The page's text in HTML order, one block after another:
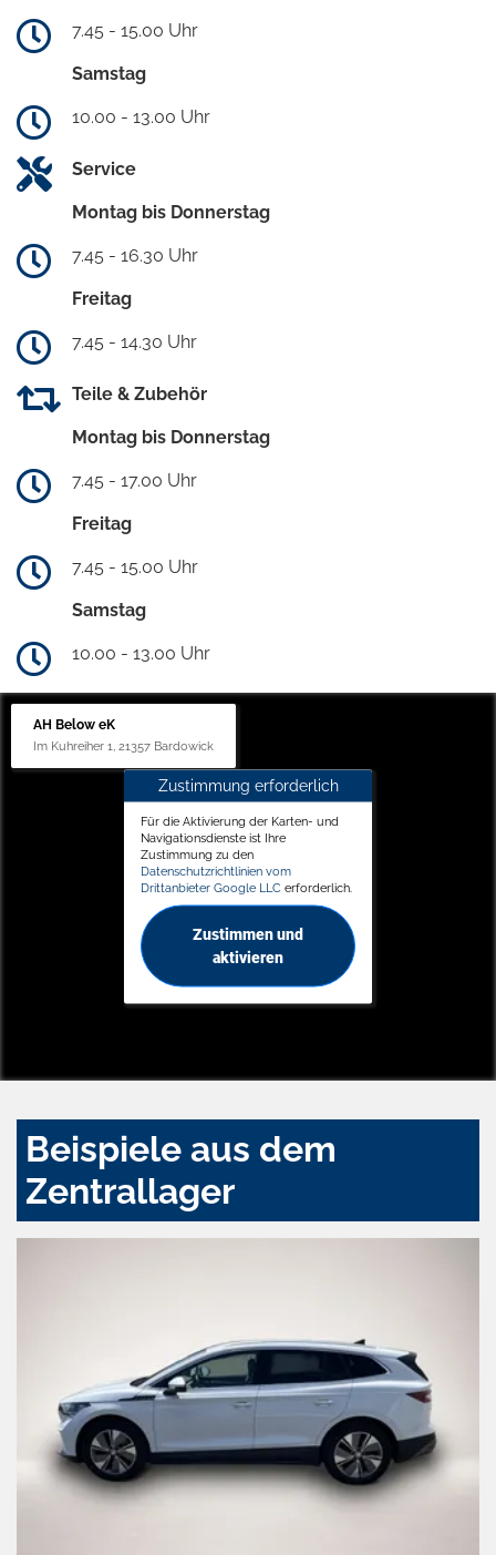
7.45 - 15.00 Uhr
Samstag
10.00 - 13.00 Uhr
Service
Montag bis Donnerstag
7.45 - 16.30 Uhr
Freitag
7.45 - 14.30 Uhr
Teile & Zubehör
Montag bis Donnerstag
7.45 - 17.00 Uhr
Freitag
7.45 - 15.00 Uhr
Samstag
10.00 - 13.00 Uhr
AH Below eK
Im Kuhreiher 1, 21357 Bardowick
Zustimmung erforderlich
Für die Aktivierung der Karten- und
Navigationsdienste ist Ihre
Zustimmung zu den
Datenschutzrichtlinien vom
Drittanbieter Google LLC erforderlich.
Zustimmen und
aktivieren
Beispiele aus dem
Zentrallager